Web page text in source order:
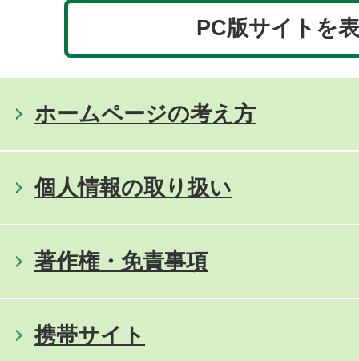
PC版サイトを
ホームページの考え方
個人情報の取り扱い
著作権・免責事項
携帯サイト